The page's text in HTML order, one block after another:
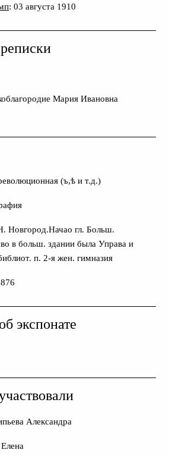
: 03 августа 1910
Мария Ивановна
(ъ,ѣ и т.д.)
Новгород.Начао гл. Больш.
в больш. здании была Управа и
п. 2-я жен. гимназия
экспонате
Александра